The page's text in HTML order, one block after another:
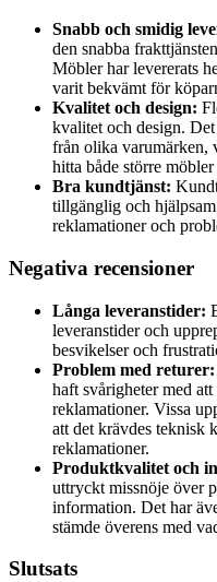
Snabb och smidig
den snabba
Möbler har levererats
varit bekvämt för
Kvalitet och design:
kvalitet och design.
från olika varumärken,
hitta både större
Bra kundtjänst:
tillgänglig och
reklamationer och
Negativa recensioner
Långa leveranstider:
leveranstider och
besvikelser och
Problem med returer:
haft svårigheter med
reklamationer. Vissa
att det krävdes teknisk
reklamationer.
Produktkvalitet och
uttryckt missnöje över
information. Det har
stämde överens med
Slutsats